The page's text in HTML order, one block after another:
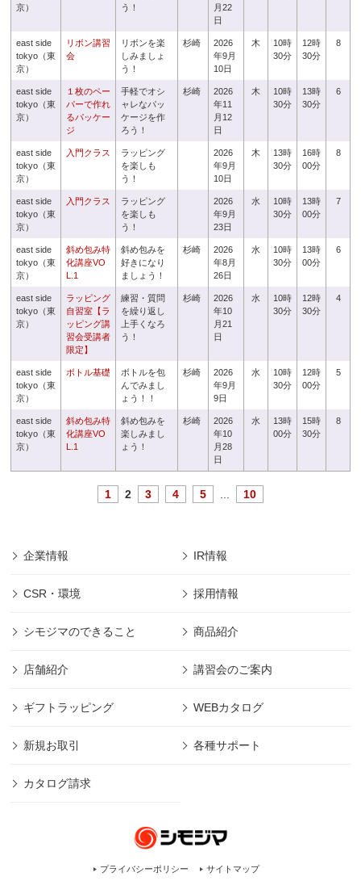
京）
う！
月22
日
east side
tokyo（東
京）
リボン講習
会
リボンを楽
しみましょ
う！
杉崎
2026
年9月
10日
木
10時
30分
12時
30分
8
east side
tokyo（東
京）
１枚のペー
パーで作れ
るパッケー
ジ
手軽でオシ
ャレなパッ
ケージを作
ろう！
杉崎
2026
年11
月12
日
木
10時
30分
13時
30分
6
east side
tokyo（東
京）
入門クラス
ラッピング
を楽しも
う！
2026
年9月
10日
木
13時
30分
16時
00分
8
east side
tokyo（東
京）
入門クラス
ラッピング
を楽しも
う！
2026
年9月
23日
水
10時
30分
13時
00分
7
east side
tokyo（東
京）
斜め包み特
化講座VO
L.1
斜め包みを
好きになり
ましょう！
杉崎
2026
年8月
26日
水
10時
30分
13時
00分
6
east side
tokyo（東
京）
ラッピング
自習室【ラ
ッピング講
習会受講者
限定】
練習・質問
を繰り返し
上手くなろ
う！
杉崎
2026
年10
月21
日
水
10時
30分
12時
30分
4
east side
tokyo（東
京）
ボトル基礎
ボトルを包
んでみまし
ょう！！
杉崎
2026
年9月
9日
水
10時
30分
12時
00分
5
east side
tokyo（東
京）
斜め包み特
化講座VO
L.1
斜め包みを
楽しみまし
ょう！
杉崎
2026
年10
月28
日
水
13時
00分
15時
30分
8
1 2 3 4 5 10
企業情報 IR情報
CSR・環境 採用情報
シモジマのできること 商品紹介
店舗紹介 講習会のご案内
ギフトラッピング WEBカタログ
新規お取引 各種サポート
カタログ請求
プライバシーポリシー サイトマップ